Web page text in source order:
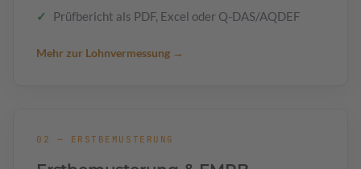
Prüfbericht als PDF, Excel oder Q-DAS/AQDEF
Mehr zur Lohnvermessung →
02 — ERSTBEMUSTERUNG